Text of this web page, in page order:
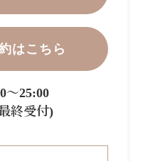
はこちら
～25:00
終受付)